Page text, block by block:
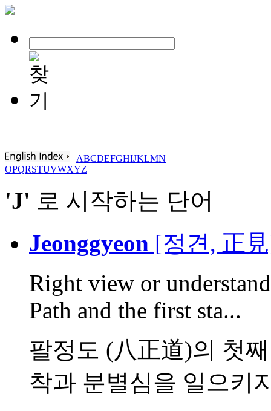
ABCDEFGHIJKLMN
OPQRSTUVWXYZ
'J' 로 시작하는 단어
Jeonggyeon [정견, 正
Right view or
Path and the first sta...
팔정도 (八正道)의 첫
착과 분별심을 일으키